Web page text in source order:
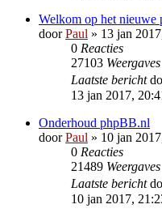
Welkom op het nieuwe
doorPaul » 13 jan
0 Reacties
27103 Weergaves
Laatste bericht
13 jan 2017,
Onderhoud phpBB.nl
doorPaul » 10 jan
0 Reacties
21489 Weergaves
Laatste bericht
10 jan 2017,